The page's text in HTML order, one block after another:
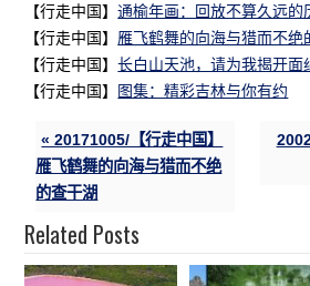
【行走中国】通榆年画：回放不算久远的
【行走中国】 雁飞鹤舞的向海与猎而不绝
【行走中国】长白山天池，请为我揭开面
【行走中国】 图集：精彩吉林与你有约
« 20171005/【行走中国】
雁飞鹤舞的向海与猎而不绝
的查干湖
Related Posts